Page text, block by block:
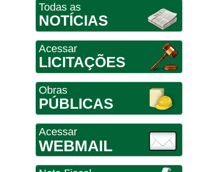
Todas as
NOTÍCIAS
Acessar
LICITAÇÕES
Obras
PÚBLICAS
Acessar
WEBMAIL